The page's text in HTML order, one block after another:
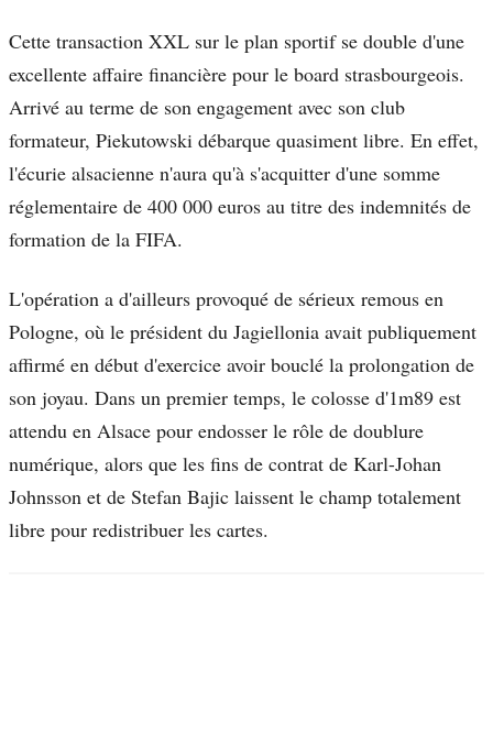
Cette transaction XXL sur le plan sportif se double d'une
excellente affaire financière pour le board strasbourgeois.
Arrivé au terme de son engagement avec son club
formateur, Piekutowski débarque quasiment libre. En effet,
l'écurie alsacienne n'aura qu'à s'acquitter d'une somme
réglementaire de 400 000 euros au titre des indemnités de
formation de la FIFA.
L'opération a d'ailleurs provoqué de sérieux remous en
Pologne, où le président du Jagiellonia avait publiquement
affirmé en début d'exercice avoir bouclé la prolongation de
son joyau. Dans un premier temps, le colosse d'1m89 est
attendu en Alsace pour endosser le rôle de doublure
numérique, alors que les fins de contrat de Karl-Johan
Johnsson et de Stefan Bajic laissent le champ totalement
libre pour redistribuer les cartes.